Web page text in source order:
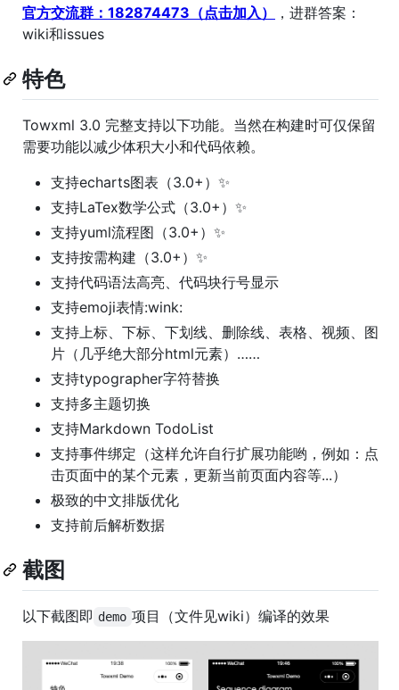
官方交流群：182874473（点击加入）
，进群答案：
wiki和issues
特色
Towxml 3.0 完整支持以下功能。当然在构建时可仅保留
需要功能以减少体积大小和代码依赖。
支持echarts图表（3.0+）✨
支持LaTex数学公式（3.0+）✨
支持yuml流程图（3.0+）✨
支持按需构建（3.0+）✨
支持代码语法高亮、代码块行号显示
支持emoji表情:wink:
支持上标、下标、下划线、删除线、表格、视频、图
片（几乎绝大部分html元素）……
支持typographer字符替换
支持多主题切换
支持Markdown TodoList
支持事件绑定（这样允许自行扩展功能哟，例如：点
击页面中的某个元素，更新当前页面内容等...）
极致的中文排版优化
支持前后解析数据
截图
以下截图即 demo 项目（文件见wiki）编译的效果